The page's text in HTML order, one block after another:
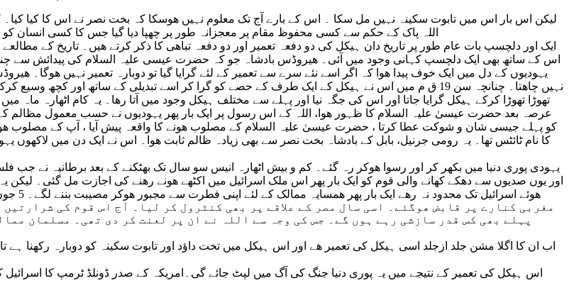
لیکن اس بار اس میں تابوت سکینہ نہیں مل سکا ۔ اس کے بارے آج تک معلوم نہیں ھوسکا کہ بخت نصر نے اس کا کیا
اللہ پاک کے حکم سے کسی محفوظ مقام پر معجزانہ طور پر چھپا دیا گیا جس کا کسی انسان
ایک اور دلچسپ بات عام طور پر تاریخ دان ہیکل کی دو دفعہ تعمیر اور دو دفعہ تباھی کا ذکر کرتے ھیں۔ تاریخ کے
اس کے ساتھ بھی ایک دلچسپ کہانی وجود میں آئی۔ ھیروڈس بادشاہ جو کہ حضرت عیسی علیہ السلام کی پیدائش سے
یہودیوں کے دل میں ایک خوف پیدا ھوا کہ اگر اسے نئے سرے سے تعمیر کے لئے گرایا گیا تو دوبارہ تعمیر نہیں ھوگا۔
نہیں چاھتا۔ چنانچہ سن 19 ق م میں اس نے ہیکل کے ایک طرف کے حصے کو گرا کر اسے تبدیلی کے ساتھ اور
تھوڑا تھوڑا کرکے ہیکل گرایا جاتا اور اس کی جگہ نیا اور پہلے سے مختلف ہیکل وجود میں آتا رھا۔ یہ کام اٹھارہ ماہ
عرصہ بعد حضرت عیسیٰ علیہ السلام کا ظہور ھوا، اللہ کے اس رسول پر ایک بار پھر یہودیوں نے حسب معمول مظالم کے
کا نام ٹائٹس تھا۔ یہ رومی جرنیل، بابل کے بادشاہ بخت نصر سے بھی زیادہ ظالم ثابت ھوا۔ اس نے ایک دن میں لاکھوں
یہودی پوری دنیا میں بکھر کر اور رسوا ھوکر رہ گئے۔ کم و بیش اٹھارہ انیس سو سال تک بھٹکنے کے بعد برطانیہ نے جب
اور یوں صدیوں سے دھکے کھانے والی قوم کو ایک بار پھر اس ملک اسرائیل میں اکٹھے ھونے رھنے کی اجازت مل گئی۔ لیکن
مغربی کنارے پر قابض ھوگئے۔ اسی سال مصر کے علاقے پر بھی کنٹرول کر لیا۔ آج اس قوم کی
پہلے بھی کس قدر سازشی رہے ہوں گے۔ جس کی وجہ سے اللہ نے ان پر لعنت کر دی تھی۔ مسلمان
اب ان کا اگلا مشن جلد ازجلد اسی ہیکل کی تعمیر ھے اور اس ہیکل میں تخت داؤد اور تابوت سکینہ کو دوبارہ رکھنا ہے
اس ہیکل کی تعمیر کے نتیجے میں یہ پوری دنیا جنگ کی آگ میں لپٹ جائے گی۔امریکہ کے صدر ڈونلڈ ٹرمپ کا